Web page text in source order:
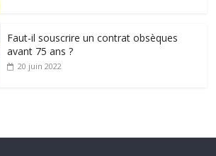
Faut-il souscrire un contrat obsèques
avant 75 ans ?
20 juin 2022